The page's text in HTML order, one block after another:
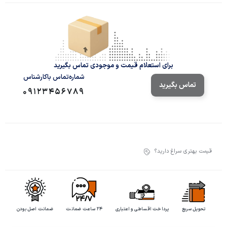
برای استعلام قیمت و موجودی تماس بگیرید
تماس بگیرید
شماره‌تماس‌ با‌کارشناس
09123456789
قیمت بهتری سراغ دارید؟
تحویل سریع پرداخت اقساطی و اعتباری ۲۴ ساعت ضمانت ضمانت اصل بودن